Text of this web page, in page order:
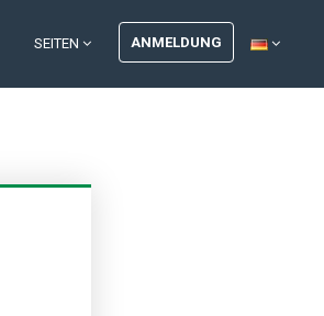
SEITEN ANMELDUNG